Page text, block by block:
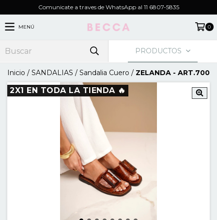
Comunicate a traves de WhatsApp al 11 6807-5835
MENÚ 0
PRODUCTOS
Inicio / SANDALIAS / Sandalia Cuero / ZELANDA - ART.700
2X1 EN TODA LA TIENDA 🔥